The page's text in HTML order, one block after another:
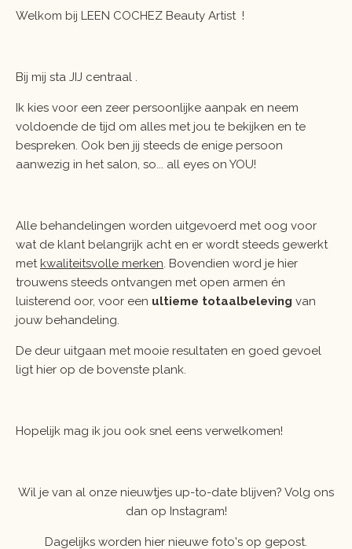
Welkom bij LEEN COCHEZ Beauty Artist !
Bij mij sta JIJ centraal .
Ik kies voor een zeer persoonlijke aanpak en neem
voldoende de tijd om alles met jou te bekijken en te
bespreken. Ook ben jij steeds de enige persoon
aanwezig in het salon, so... all eyes on YOU!
Alle behandelingen worden uitgevoerd met oog voor
wat de klant belangrijk acht en er wordt steeds gewerkt
met kwaliteitsvolle merken. Bovendien word je hier
trouwens steeds ontvangen met open armen én
luisterend oor, voor een ultieme totaalbeleving van
jouw behandeling.
De deur uitgaan met mooie resultaten en goed gevoel
ligt hier op de bovenste plank.
Hopelijk mag ik jou ook snel eens verwelkomen!
Wil je van al onze nieuwtjes up-to-date blijven? Volg ons
dan op Instagram!
Dagelijks worden hier nieuwe foto's op gepost.